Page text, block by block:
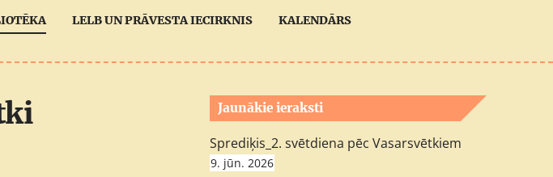
LELB UN PRĀVESTA IECIRKNIS KALENDĀRS
Jaunākie ieraksti
Sprediķis_2. svētdiena pēc Vasarsvētkiem
9. jūn. 2026